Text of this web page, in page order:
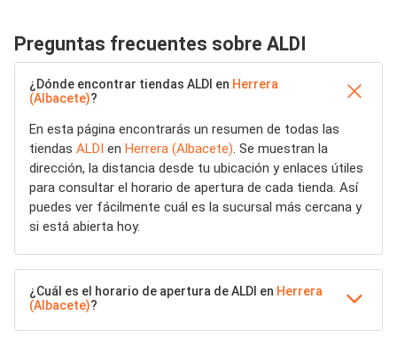
Preguntas frecuentes sobre ALDI
¿Dónde encontrar tiendas ALDI en Herrera
(Albacete)?
En esta página encontrarás un resumen de todas las
tiendas ALDI en Herrera (Albacete). Se muestran la
dirección, la distancia desde tu ubicación y enlaces útiles
para consultar el horario de apertura de cada tienda. Así
puedes ver fácilmente cuál es la sucursal más cercana y
si está abierta hoy.
¿Cuál es el horario de apertura de ALDI en Herrera
(Albacete)?